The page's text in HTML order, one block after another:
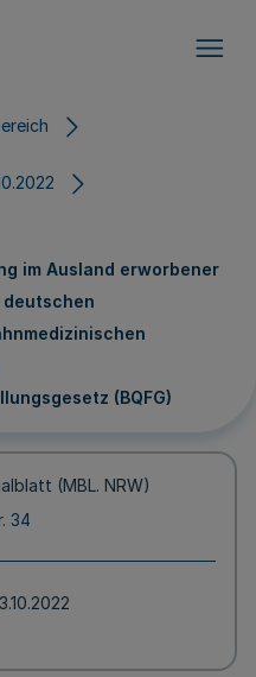
im Ausland erworbener
(BQFG)
(MBL. NRW)
34